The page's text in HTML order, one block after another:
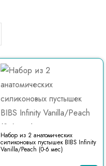
Набор из 2 анатомических
силиконовых пустышек BIBS Infinity
Vanilla/Peach (0-6 мес)